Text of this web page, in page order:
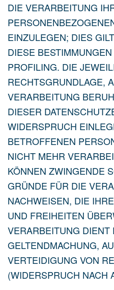
DIE VERARBEITUNG
EINZULEGEN; DIES
DIESE
PROFILING. DIE
RECHTSGRUNDLAGE,
VERARBEITUNG
DIESER
WIDERSPRUCH
BETROFFENEN
NICHT MEHR
KÖNNEN ZWINGENDE
GRÜNDE FÜR DIE
NACHWEISEN, DIE
UND FREIHEITEN
VERARBEITUNG DIENT
GELTENDMACHUNG,
VERTEIDIGUNG VON
(WIDERSPRUCH NACH